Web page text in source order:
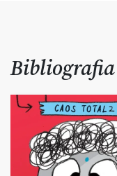
Bibliografia